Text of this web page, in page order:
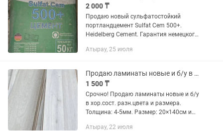
2 000 ₸
Продаю новый сульфатостойкий
портландцемент Sulfat Cem 500+.
Heidelberg Cement. Гарантия немецкого
мешок. Цена: 2000 тг.
Атырау, 25 июля
Продаю ламинаты новые и б/у в хор.сост.
1 500 ₸
Срочно! Продаю ламинаты новые и б/у
в хор.сост. разн.цвета и размера.
Толщина: 4-5мм. Размер: 20×140см и
гараже. Цена за 1м2.=1500тг.
Атырау, 22 июля